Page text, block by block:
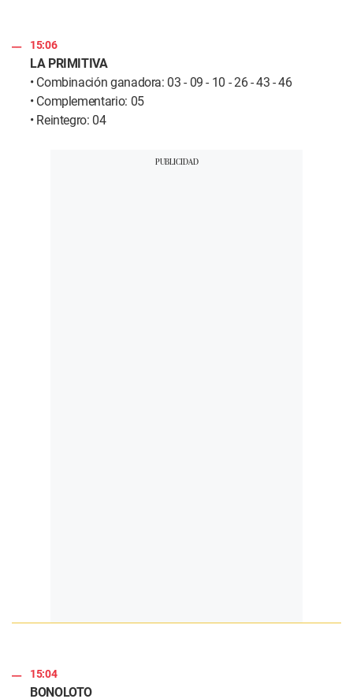
15:06
LA PRIMITIVA
• Combinación ganadora: 03 - 09 - 10 - 26 - 43 - 46
• Complementario: 05
• Reintegro: 04
15:04
BONOLOTO